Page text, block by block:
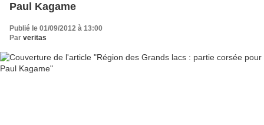
Paul Kagame
Publié le 01/09/2012 à 13:00
Par veritas